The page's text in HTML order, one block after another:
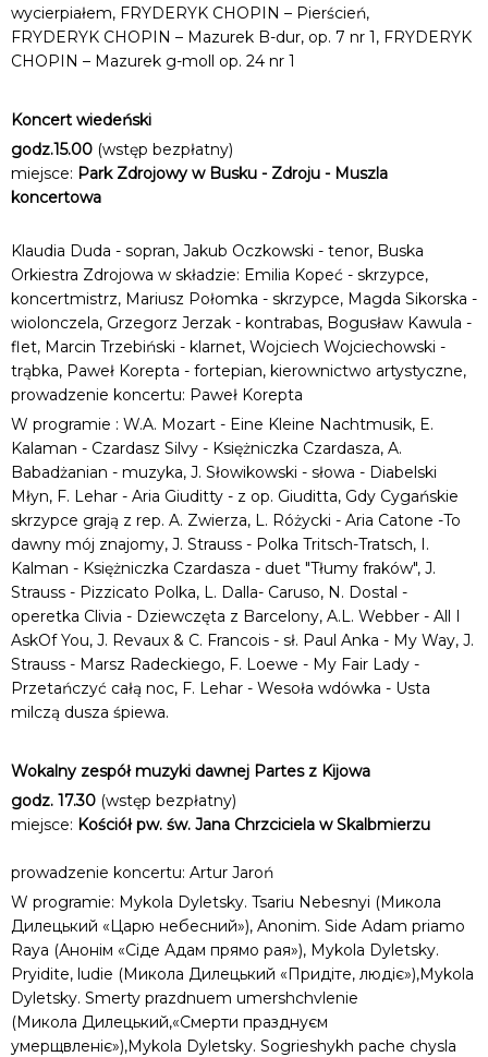
wycierpiałem, FRYDERYK CHOPIN – Pierścień,
FRYDERYK CHOPIN – Mazurek B-dur, op. 7 nr 1, FRYDERYK
CHOPIN – Mazurek g-moll op. 24 nr 1
Koncert wiedeński
godz.15.00 (wstęp bezpłatny)
miejsce: Park Zdrojowy w Busku - Zdroju - Muszla
koncertowa
Klaudia Duda - sopran, Jakub Oczkowski - tenor, Buska
Orkiestra Zdrojowa w składzie: Emilia Kopeć - skrzypce,
koncertmistrz, Mariusz Połomka - skrzypce, Magda Sikorska -
wiolonczela, Grzegorz Jerzak - kontrabas, Bogusław Kawula -
flet, Marcin Trzebiński - klarnet, Wojciech Wojciechowski -
trąbka, Paweł Korepta - fortepian, kierownictwo artystyczne,
prowadzenie koncertu: Paweł Korepta
W programie : W.A. Mozart - Eine Kleine Nachtmusik, E.
Kalaman - Czardasz Silvy - Księżniczka Czardasza, A.
Babadżanian - muzyka, J. Słowikowski - słowa - Diabelski
Młyn, F. Lehar - Aria Giuditty - z op. Giuditta, Gdy Cygańskie
skrzypce grają z rep. A. Zwierza, L. Różycki - Aria Catone -To
dawny mój znajomy, J. Strauss - Polka Tritsch-Tratsch, I.
Kalman - Księżniczka Czardasza - duet "Tłumy fraków", J.
Strauss - Pizzicato Polka, L. Dalla- Caruso, N. Dostal -
operetka Clivia - Dziewczęta z Barcelony, A.L. Webber - All I
AskOf You, J. Revaux & C. Francois - sł. Paul Anka - My Way, J.
Strauss - Marsz Radeckiego, F. Loewe - My Fair Lady -
Przetańczyć całą noc, F. Lehar - Wesoła wdówka - Usta
milczą dusza śpiewa.
Wokalny zespół muzyki dawnej Partes z Kijowa
godz. 17.30 (wstęp bezpłatny)
miejsce: Kościół pw. św. Jana Chrzciciela w Skalbmierzu
prowadzenie koncertu: Artur Jaroń
W programie: Mykola Dyletsky. Tsariu Nebesnyi (Микола
Дилецький «Царю небесний»), Anonim. Side Adam priamo
Raya (Анонім «Сіде Адам прямо рая»), Mykola Dyletsky.
Pryidite, ludie (Микола Дилецький «Придіте, людіє»),Mykola
Dyletsky. Smerty prazdnuem umershchvlenie
(Микола Дилецький,«Смерти празднуєм
умерщвленіє»),Mykola Dyletsky. Sogrieshykh pache chysla